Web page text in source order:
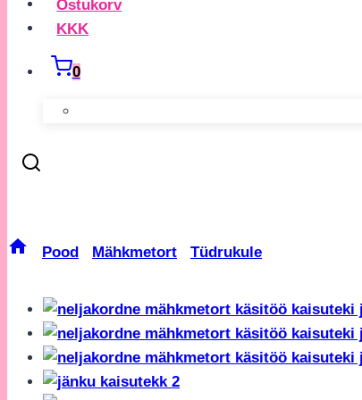
Ostukorv
KKK
0
Pood Mähkmetort Tüdrukule